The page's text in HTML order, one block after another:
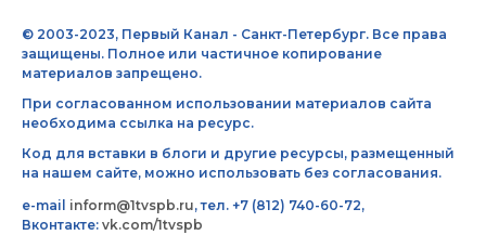
© 2003-2023, Первый Канал - Санкт-Петербург. Все права
защищены. Полное или частичное копирование
материалов запрещено.
При согласованном использовании материалов сайта
необходима ссылка на ресурс.
Код для вставки в блоги и другие ресурсы, размещенный
на нашем сайте, можно использовать без согласования.
e-mail inform@1tvspb.ru, тел. +7 (812) 740-60-72,
Вконтакте: vk.com/1tvspb